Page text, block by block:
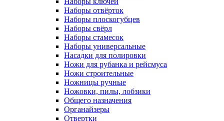
Наборы отвёрток
Наборы плоскогубцев
Наборы свёрл
Наборы стамесок
Наборы универсальные
Насадки для полировки
Ножи для рубанка и рейсмуса
Ножи строительные
Ножницы ручные
Ножовки, пилы, лобзики
Общего назначения
Органайзеры
Отвертки